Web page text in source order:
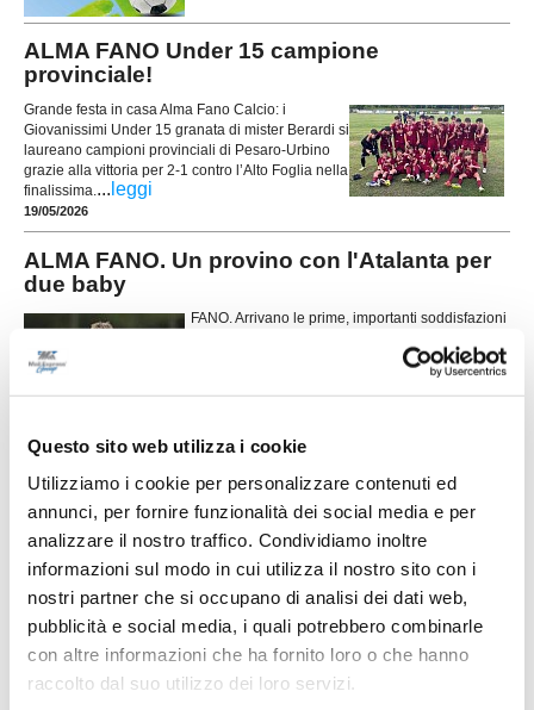
Questo sito web utilizza i cookie
Utilizziamo i cookie per personalizzare contenuti ed
annunci, per fornire funzionalità dei social media e per
analizzare il nostro traffico. Condividiamo inoltre
informazioni sul modo in cui utilizza il nostro sito con i
nostri partner che si occupano di analisi dei dati web,
pubblicità e social media, i quali potrebbero combinarle
con altre informazioni che ha fornito loro o che hanno
raccolto dal suo utilizzo dei loro servizi.
ALMA FANO Under 15 campione
provinciale!
Grande festa in casa Alma Fano Calcio: i
Giovanissimi Under 15 granata di mister Berardi si
laureano campioni provinciali di Pesaro-Urbino
grazie alla vittoria per 2-1 contro l’Alto Foglia nella
finalissima.... leggi
19/05/2026
ALMA FANO. Un provino con l'Atalanta per
due baby
FANO. Arrivano le prime, importanti soddisfazioni
anno di attività. Un progetto giovane ma già
capace di mettere in luce talenti interessanti,
segnale concreto di un lavoro che sta dando i
momento positivo s
... leggi
23/04/2026
V.S. MARTINO. Allievi: conquistato il girone
A
Grande soddisfazione per gli Allievi guidati da mister Bebo Angelini, che
con la vittoria ottenuta contro il Marotta Mondoldo hanno conquistato il
...leggi
13/04/2026
JUNIORES REGIONALI. Muraglia si laurea